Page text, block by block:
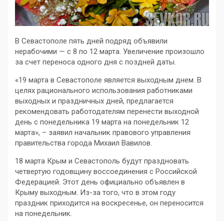
В Севастополе пять дней подряд объявили
нерабочими — с 8 по 12 марта. Увеличение произошло
за счет переноса одного дня с поздней даты.
«19 марта в Севастополе является выходным днем. В
целях рационального использования работниками
выходных и праздничных дней, предлагается
рекомендовать работодателям перенести выходной
день с понедельника 19 марта на понедельник 12
марта», – заявил начальник правового управления
правительства города Михаил Вавилов.
18 марта Крым и Севастополь будут праздновать
четвертую годовщину воссоединения с Российской
Федерацией. Этот день официально объявлен в
Крыму выходным. Из-за того, что в этом году
праздник приходится на воскресенье, он переносится
на понедельник.